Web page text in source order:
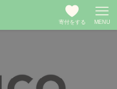
寄付をする MENU